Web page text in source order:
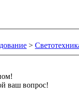
>
ваш вопрос!